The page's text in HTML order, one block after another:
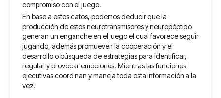
compromiso con el juego.
En base a estos datos, podemos deducir que la
producción de estos neurotransmisores y neuropéptido
generan un enganche en el juego el cual favorece seguir
jugando, además promueven la cooperación y el
desarrollo o búsqueda de estrategias para identificar,
regular y provocar emociones. Mientras las funciones
ejecutivas coordinan y maneja toda esta información a la
vez.